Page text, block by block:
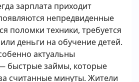
зарплата приходит
непредвиденные
поломки техники, требуется
деньги на обучение детей.
актуальны
быстрые займы, которые
считанные минуты. Жители